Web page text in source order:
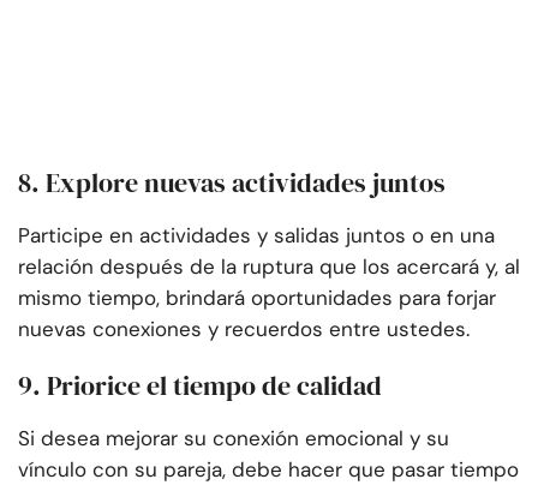
8. Explore nuevas actividades juntos
Participe en actividades y salidas juntos o en una
relación después de la ruptura que los acercará y, al
mismo tiempo, brindará oportunidades para forjar
nuevas conexiones y recuerdos entre ustedes.
9. Priorice el tiempo de calidad
Si desea mejorar su conexión emocional y su
vínculo con su pareja, debe hacer que pasar tiempo